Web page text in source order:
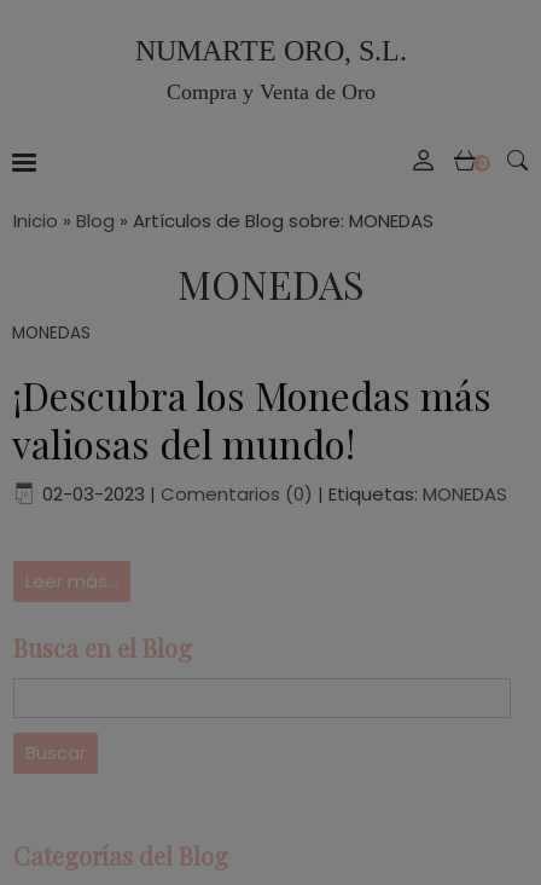
NUMARTE ORO, S.L.
Compra y Venta de Oro
0
Busca en el Blog
Categorías del Blog
Inicio » Blog » Artículos de Blog sobre: MONEDAS
MONEDAS
MONEDAS
¡Descubra los Monedas más
valiosas del mundo!
02-03-2023 | Comentarios (0) | Etiquetas: MONEDAS
Leer más...